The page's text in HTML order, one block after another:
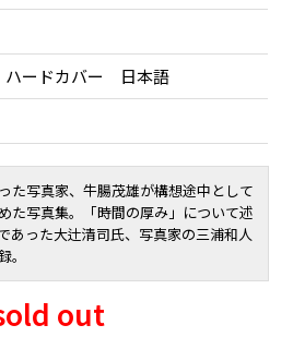
ードカバー 日本語
た写真家、牛腸茂雄が構想途中として
た写真集。「時間の厚み」について述
あった大辻清司氏、写真家の三浦和人
out